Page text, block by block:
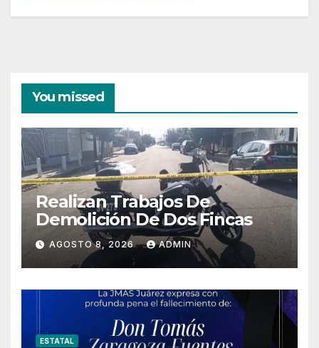
You missed
Realizan Trabajos De
Demolición De Dos Fincas
AGOSTO 8, 2026 ADMIN
ESTATAL